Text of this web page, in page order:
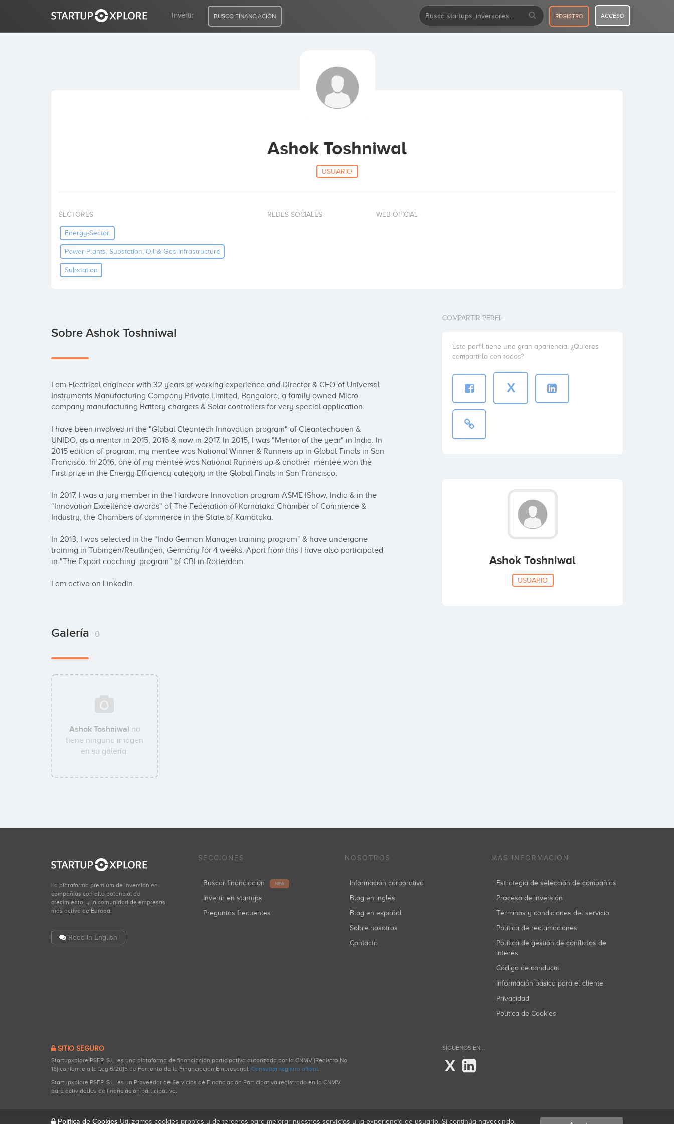
Invertir BUSCO FINANCIACIÓN REGISTRO ACCESO
Ashok Toshniwal
USUARIO
SECTORES
Energy-Sector.
Power-Plants,-Substation,-Oil-&-Gas-Infrastructure
Substation
REDES SOCIALES WEB OFICIAL
Sobre Ashok Toshniwal
I am Electrical engineer with 32 years of working experience and Director & CEO of Universal
Instruments Manufacturing Company Private Limited, Bangalore, a family owned Micro
company manufacturing Battery chargers & Solar controllers for very special application.
I have been involved in the "Global Cleantech Innovation program" of Cleantechopen &
UNIDO, as a mentor in 2015, 2016 & now in 2017. In 2015, I was "Mentor of the year" in India. In
2015 edition of program, my mentee was National Winner & Runners up in Global Finals in San
Francisco. In 2016, one of my mentee was National Runners up & another  mentee won the
First prize in the Energy Efficiency category in the Global Finals in San Francisco.
In 2017, I was a jury member in the Hardware Innovation program ASME IShow, India & in the
"Innovation Excellence awards" of The Federation of Karnataka Chamber of Commerce &
Industry, the Chambers of commerce in the State of Karnataka.
In 2013, I was selected in the "Indo German Manager training program" & have undergone
training in Tubingen/Reutlingen, Germany for 4 weeks. Apart from this I have also participated
in "The Export coaching  program" of CBI in Rotterdam.
I am active on Linkedin.
Galería 0
Ashok Toshniwal no
tiene ninguna imágen
en su galería.
COMPARTIR PERFIL
Este perfil tiene una gran apariencia. ¿Quieres
compartirlo con todos?
X
Ashok Toshniwal
USUARIO
La plataforma premium de inversión en
compañías con alto potencial de
crecimiento, y la comunidad de empresas
más activa de Europa.
Read in English
SECCIONES
Buscar financiación NEW
Invertir en startups
Preguntas frecuentes
NOSOTROS
Información corporativa
Blog en inglés
Blog en español
Sobre nosotros
Contacto
MÁS INFORMACIÓN
Estrategia de selección de compañías
Proceso de inversión
Términos y condiciones del servicio
Política de reclamaciones
Política de gestión de conflictos de
interés
Código de conducta
Información básica para el cliente
Privacidad
Política de Cookies
SITIO SEGURO
Startupxplore PSFP, S.L. es una plataforma de financiación participativa autorizada por la CNMV (Registro No.
18) conforme a la Ley 5/2015 de Fomento de la Financiación Empresarial. Consultar registro oficial.
Startupxplore PSFP, S.L. es un Proveedor de Servicios de Financiación Participativa registrado en la CNMV
para actividades de financiación participativa.
SÍGUENOS EN...
X
Política de Cookies Utilizamos cookies propias y de terceros para mejorar nuestros servicios y la experiencia de usuario. Si continúa navegando,